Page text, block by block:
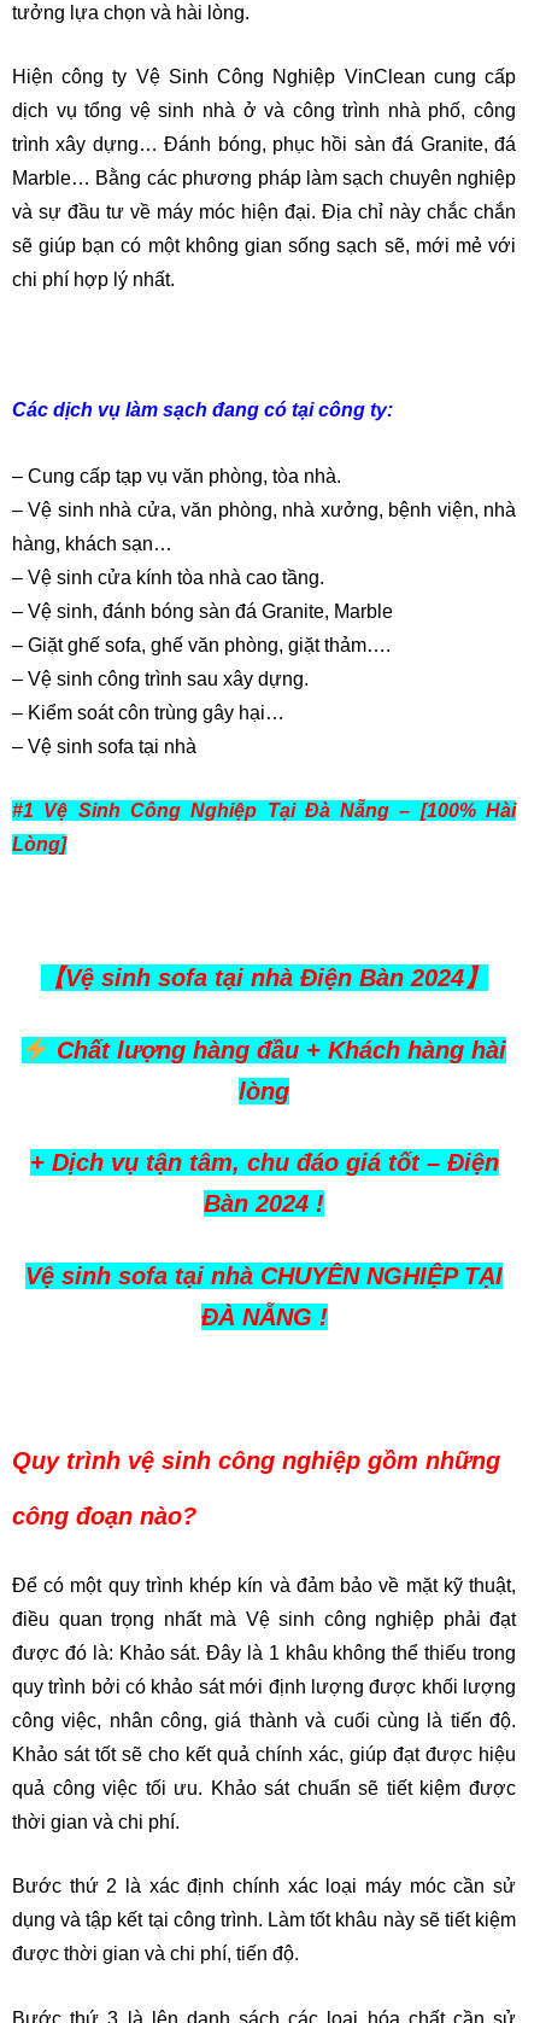
tưởng lựa chọn và hài lòng.
Hiện công ty Vệ Sinh Công Nghiệp VinClean cung cấp
dịch vụ tổng vệ sinh nhà ở và công trình nhà phố, công
trình xây dựng… Đánh bóng, phục hồi sàn đá Granite, đá
Marble… Bằng các phương pháp làm sạch chuyên nghiệp
và sự đầu tư về máy móc hiện đại. Địa chỉ này chắc chắn
sẽ giúp bạn có một không gian sống sạch sẽ, mới mẻ với
chi phí hợp lý nhất.
Các dịch vụ làm sạch đang có tại công ty:
– Cung cấp tạp vụ văn phòng, tòa nhà.
– Vệ sinh nhà cửa, văn phòng, nhà xưởng, bệnh viện, nhà
hàng, khách sạn…
– Vệ sinh cửa kính tòa nhà cao tầng.
– Vệ sinh, đánh bóng sàn đá Granite, Marble
– Giặt ghế sofa, ghế văn phòng, giặt thảm….
– Vệ sinh công trình sau xây dựng.
– Kiểm soát côn trùng gây hại…
– Vệ sinh sofa tại nhà
#1 Vệ Sinh Công Nghiệp Tại Đà Nẵng – [100% Hài
Lòng]
【Vệ sinh sofa tại nhà Điện Bàn 2024】
Chất lượng hàng đầu + Khách hàng hài
lòng
+ Dịch vụ tận tâm, chu đáo giá tốt – Điện
Bàn 2024 !
Vệ sinh sofa tại nhà CHUYÊN NGHIỆP TẠI
ĐÀ NẴNG !
Quy trình vệ sinh công nghiệp gồm những
công đoạn nào?
Để có một quy trình khép kín và đảm bảo về mặt kỹ thuật,
điều quan trọng nhất mà Vệ sinh công nghiệp phải đạt
được đó là: Khảo sát. Đây là 1 khâu không thể thiếu trong
quy trình bởi có khảo sát mới định lượng được khối lượng
công việc, nhân công, giá thành và cuối cùng là tiến độ.
Khảo sát tốt sẽ cho kết quả chính xác, giúp đạt được hiệu
quả công việc tối ưu. Khảo sát chuẩn sẽ tiết kiệm được
thời gian và chi phí.
Bước thứ 2 là xác định chính xác loại máy móc cần sử
dụng và tập kết tại công trình. Làm tốt khâu này sẽ tiết kiệm
được thời gian và chi phí, tiến độ.
Bước thứ 3 là lên danh sách các loại hóa chất cần sử